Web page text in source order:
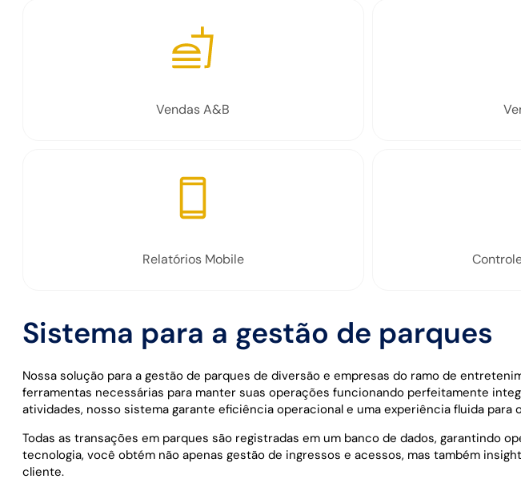
Vendas A&B
Relatórios Mobile
Sistema para a gestão de parques
Nossa solução para a gestão de parques de diversão e empresas do ramo de
ferramentas necessárias para manter suas operações funcionando perfeitamente
atividades, nosso sistema garante eficiência operacional e uma experiência fluida para
Todas as transações em parques são registradas em um banco de dados, garantindo
tecnologia, você obtém não apenas gestão de ingressos e acessos, mas também
cliente.